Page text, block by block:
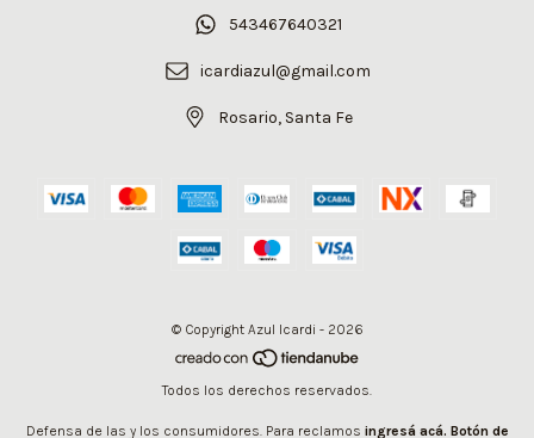
543467640321
icardiazul@gmail.com
Rosario, Santa Fe
© Copyright Azul Icardi - 2026
Todos los derechos reservados.
Defensa de las y los consumidores. Para reclamos ingresá acá. Botón de